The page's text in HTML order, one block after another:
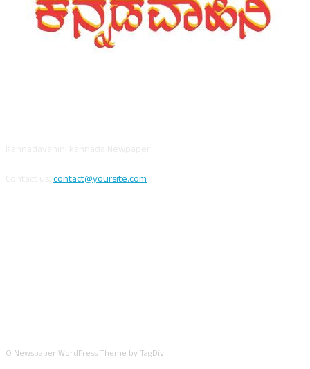
contact@yoursite.com
© Newspaper WordPress Theme by TagDiv